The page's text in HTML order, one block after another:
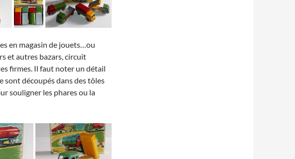
en magasin de jouets…ou
et autres bazars, circuit
firmes. Il faut noter un détail
sont découpés dans des tôles
souligner les phares ou la